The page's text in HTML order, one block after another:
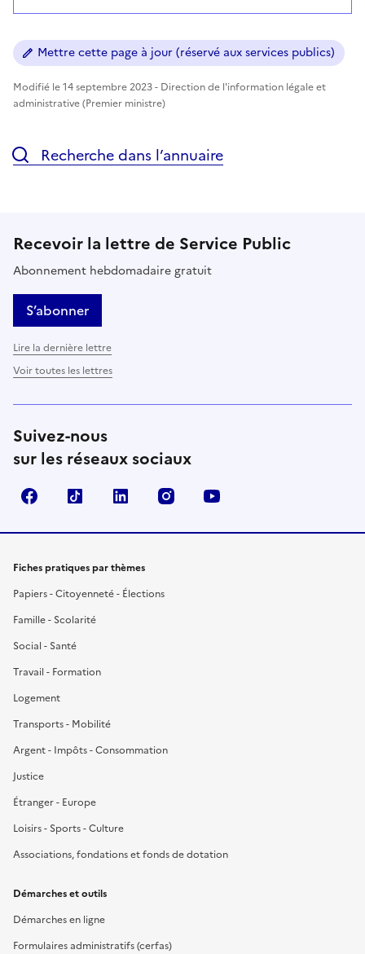
Mettre cette page à jour (réservé aux services publics)
Modifié le 14 septembre 2023 - Direction de l'information légale et
administrative (Premier ministre)
Recherche dans l’annuaire
Recevoir la lettre de Service Public
Abonnement hebdomadaire gratuit
S’abonner
Lire la dernière lettre
Voir toutes les lettres
Suivez-nous
sur les réseaux sociaux
FacebookTikTok LinkedIn Instagram
Fiches pratiques par thèmes
Papiers - Citoyenneté - Élections
Famille - Scolarité
Social - Santé
Travail - Formation
Logement
Transports - Mobilité
Argent - Impôts - Consommation
Justice
Étranger - Europe
Loisirs - Sports - Culture
Associations, fondations et fonds de dotation
Démarches et outils
Démarches en ligne
Formulaires administratifs (cerfas)